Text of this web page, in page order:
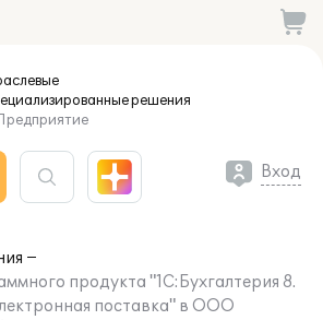
решения
Вход
продукта "1С:Бухгалтерия 8.
поставка" в ООО